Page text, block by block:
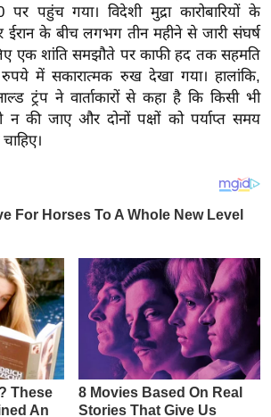
पहुंच गया। विदेशी मुद्रा कारोबारियों के
के बीच लगभग तीन महीने से जारी संघर्ष
एक शांति समझौते पर काफी हद तक सहमति
में सकारात्मक रुख देखा गया। हालांकि,
ट्रंप ने वार्ताकारों से कहा है कि किसी भी
की जाए और दोनों पक्षों को पर्याप्त समय